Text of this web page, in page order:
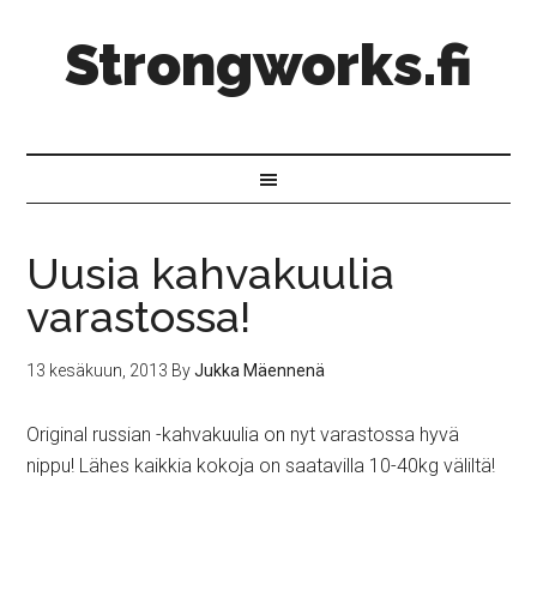
Strongworks.fi
Uusia kahvakuulia
varastossa!
13 kesäkuun, 2013 ByJukka Mäennenä
Original russian -kahvakuulia on nyt varastossa hyvä
nippu! Lähes kaikkia kokoja on saatavilla 10-40kg väliltä!